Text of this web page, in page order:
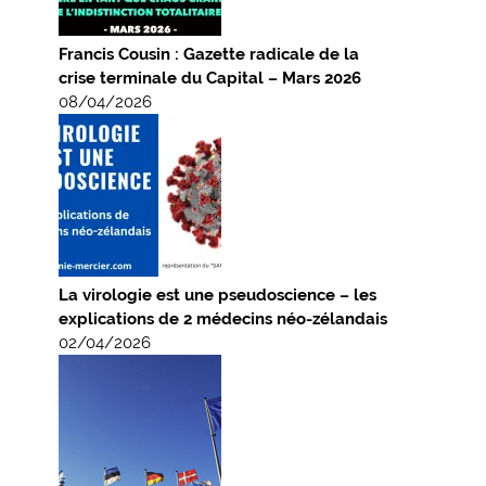
Francis Cousin : Gazette radicale de la
crise terminale du Capital – Mars 2026
08/04/2026
La virologie est une pseudoscience – les
explications de 2 médecins néo-zélandais
02/04/2026